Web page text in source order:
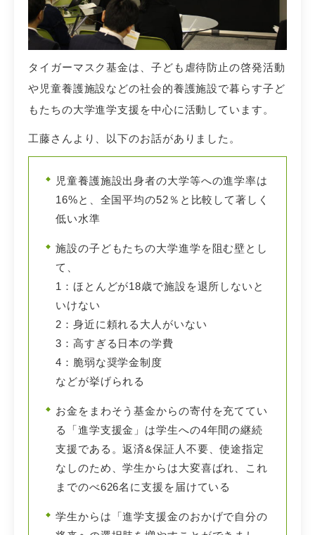
タイガーマスク基金は、子ども虐待防止の啓発活動
や児童養護施設などの社会的養護施設で暮らす子ど
もたちの大学進学支援を中心に活動しています。
工藤さんより、以下のお話がありました。
児童養護施設出身者の大学等への進学率は
16%と、全国平均の52％と比較して著しく
低い水準
施設の子どもたちの大学進学を阻む壁とし
て、
1：ほとんどが18歳で施設を退所しないと
いけない
2：身近に頼れる大人がいない
3：高すぎる日本の学費
4：脆弱な奨学金制度
などが挙げられる
お金をまわそう基金からの寄付を充ててい
る「進学支援金」は学生への4年間の継続
支援である。返済&保証人不要、使途指定
なしのため、学生からは大変喜ばれ、これ
までのべ626名に支援を届けている
学生からは「進学支援金のおかげで自分の